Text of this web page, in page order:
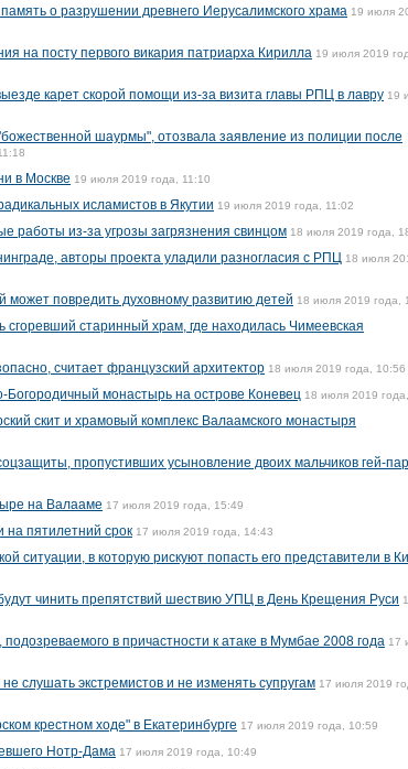
о разрушении древнего Иерусалимского храма 19 июля
на посту первого викария патриарха Кирилла 19 июля 2019
карет скорой помощи из-за визита главы РПЦ в лавру 19
шаурмы", отозвала заявление из полиции после
в Москве 19 июля 2019 года, 11:10
исламистов в Якутии 19 июля 2019 года, 11:02
работы из-за угрозы загрязнения свинцом 18 июля 2019 года,
авторы проекта уладили разногласия с РПЦ 18 июля
может повредить духовному развитию детей 18 июля 2019 года,
сгоревший старинный храм, где находилась Чимеевская
считает французский архитектор 18 июля 2019 года, 10:56
монастырь на острове Коневец 18 июля 2019
скит и храмовый комплекс Валаамского монастыря
пропустивших усыновление двоих мальчиков гей-
на Валааме 17 июля 2019 года, 15:49
на пятилетний срок 17 июля 2019 года, 14:43
ситуации, в которую рискуют попасть его представители в
чинить препятствий шествию УПЦ в День Крещения Руси
в причастности к атаке в Мумбае 2008 года 17
слушать экстремистов и не изменять супругам 17 июля 2019
крестном ходе" в Екатеринбурге 17 июля 2019 года, 10:59
Нотр-Дама 17 июля 2019 года, 10:49